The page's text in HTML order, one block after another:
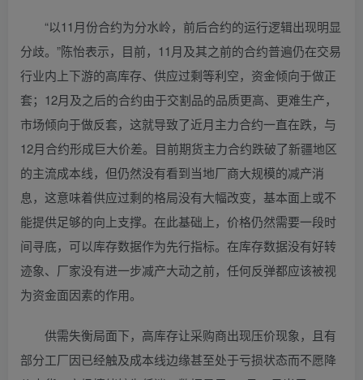
“以11月份合约为分水岭，前后合约的运行逻辑出现明显
分歧。”陈怡表示，目前，11月及其之前的合约普遍仍在交易
行业内上下游的高库存、供应过剩等利空，资金倾向于做正
套；12月及之后的合约由于交割品的品质更高、更难生产，
市场倾向于做反套，这就导致了近月主力合约一直在跌，与
12月合约形成巨大价差。目前期货主力合约跌破了新疆地区
的主流成本线，但仍然没有看到当地厂商大规模的减产消
息，这意味着供应过剩的格局没有大幅改变，基本面上或不
能提供足够的向上支撑。在此基础上，价格仍然需要一段时
间寻底，可以库存数据作为先行指标。在库存数据没有好转
迹象、厂家没有进一步减产大动之前，任何反弹都应该被视
为资金面因素的作用。
供需失衡局面下，高库存让采购商出现压价现象，且有
部分工厂因已经触及成本线边缘甚至处于亏损状态而不愿降